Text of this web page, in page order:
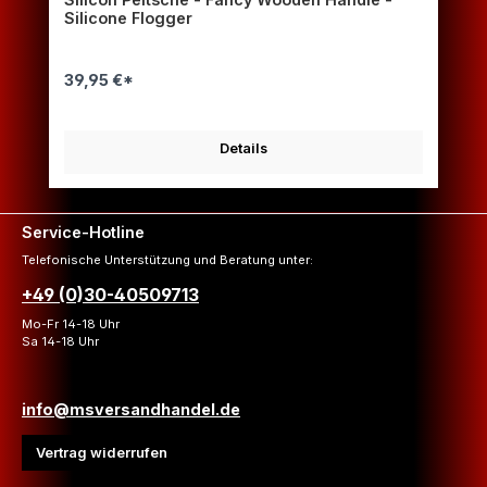
Silicone Flogger
39,95 €*
Details
Service-Hotline
Telefonische Unterstützung und Beratung unter:
+49 (0)30-40509713
Mo-Fr 14-18 Uhr
Sa 14-18 Uhr
info@msversandhandel.de
Vertrag widerrufen